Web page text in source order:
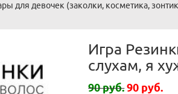
для девочек (заколки, косметика,
Игра
слухам, я
90 руб. 90 руб.